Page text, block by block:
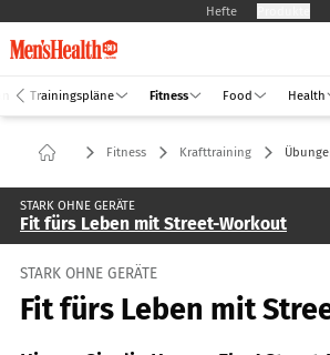
Hefte
Trainingspläne Fitness Food Health
Fitness Krafttraining
STARK OHNE GERÄTE
Fit fürs Leben mit Street-Workout
STARK OHNE GERÄTE
Fit fürs Leben mit